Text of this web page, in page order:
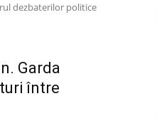
dezbaterilor politice
Garda
între